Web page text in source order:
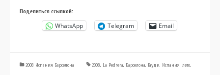
Поделиться ссылкой:
WhatsApp Telegram Email
2008 Испания Барселона 2008, La Pedrera, Барселона, Гауди, Испания, лето,